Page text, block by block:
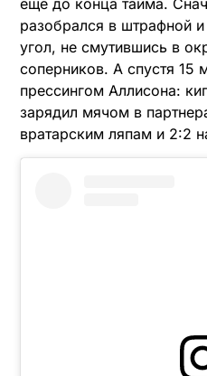
еще до конца тайма.
разобрался в штрафной
угол, не смутившись в
соперников. А спустя 15
прессингом Аллисона:
зарядил мячом в
вратарским ляпам и 2:2